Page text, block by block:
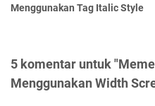
Menggunakan Tag Italic Style
5 komentar untuk
Menggunakan Width